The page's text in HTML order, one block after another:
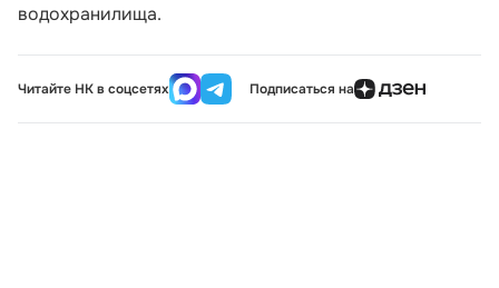
водохранилища.
Читайте НК в соцсетях Подписаться на